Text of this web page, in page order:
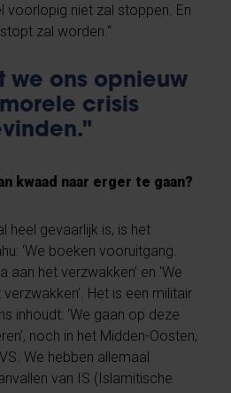
voorlopig niet zal stoppen. En
zal worden.“
we ons opnieuw
crisis
kwaad naar erger te gaan?
heel gevaarlijk is, is het
‘We boeken vooruitgang.
aan het verzwakken’ en ‘We
Het is een militair
inhoudt: ‘We gaan op deze
noch in het Midden-Oosten,
We hebben allemaal
van IS (Islamitische